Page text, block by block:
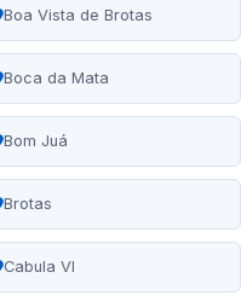
Boa Vista de Brotas
Boca da Mata
Bom Juá
Brotas
Cabula VI